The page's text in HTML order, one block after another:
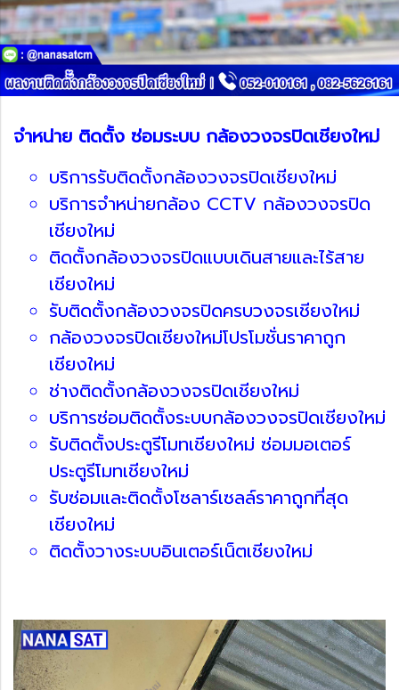
จำหน่าย ติดตั้ง ซ่อมระบบ กล้องวงจรปิดเชียงใหม่
บริการรับติดตั้งกล้องวงจรปิดเชียงใหม่
บริการจำหน่ายกล้อง CCTV กล้องวงจรปิด
เชียงใหม่
ติดตั้งกล้องวงจรปิดแบบเดินสายและไร้สาย
เชียงใหม่
รับติดตั้งกล้องวงจรปิดครบวงจรเชียงใหม่
กล้องวงจรปิดเชียงใหม่โปรโมชั่นราคาถูก
เชียงใหม่
ช่างติดตั้งกล้องวงจรปิดเชียงใหม่
บริการซ่อมติดตั้งระบบกล้องวงจรปิดเชียงใหม่
รับติดตั้งประตูรีโมทเชียงใหม่ ซ่อมมอเตอร์
ประตูรีโมทเชียงใหม่
รับซ่อมและติดตั้งโซลาร์เซลล์ราคาถูกที่สุด
เชียงใหม่
ติดตั้งวางระบบอินเตอร์เน็ตเชียงใหม่